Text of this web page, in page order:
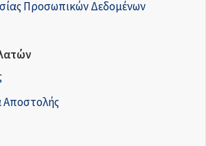
Προσωπικών Δεδομένων
Αποστολής